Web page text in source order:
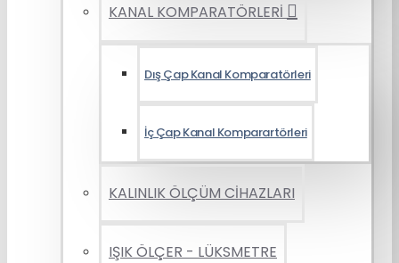
KANAL KOMPARATÖRLERİ
Dış Çap Kanal Komparatörleri
İç Çap Kanal Komparartörleri
KALINLIK ÖLÇÜM CİHAZLARI
IŞIK ÖLÇER - LÜKSMETRE